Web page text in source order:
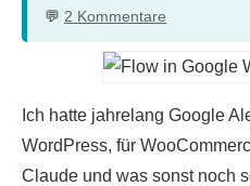
2 Kommentare
Ich hatte jahrelang Google
WordPress, für
Claude und was sonst noch